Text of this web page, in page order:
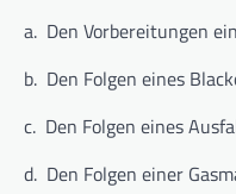
a. Den Vorbereitungen
b. Den Folgen eines
c. Den Folgen eines
d. Den Folgen einer